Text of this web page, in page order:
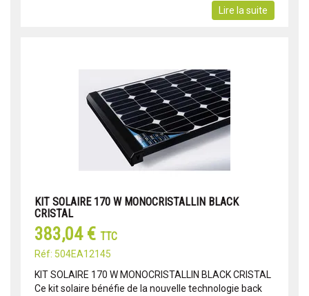
Lire la suite
KIT SOLAIRE 170 W MONOCRISTALLIN BLACK
CRISTAL
383,04 € TTC
Réf: 504EA12145
KIT SOLAIRE 170 W MONOCRISTALLIN BLACK CRISTAL
Ce kit solaire bénéfie de la nouvelle technologie back